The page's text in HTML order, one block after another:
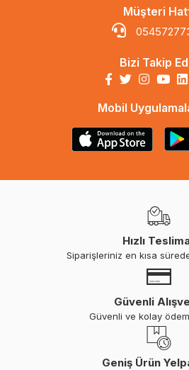
Müşteri
Bizi Takip
Mobil
Hızlı
Siparişleriniz en kısa
Güvenli
Güvenli ve kolay
Geniş Ürün